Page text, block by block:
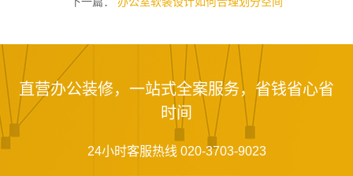
直营办公装修，一站式全案服务，省钱省心省
时间
24小时客服热线 020-3703-9023